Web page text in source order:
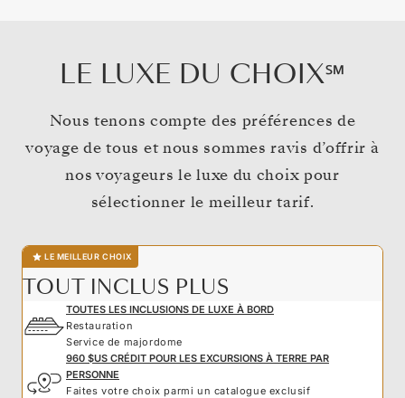
LE LUXE DU CHOIX℠
Nous tenons compte des préférences de
voyage de tous et nous sommes ravis d’offrir à
nos voyageurs le luxe du choix pour
sélectionner le meilleur tarif.
LE MEILLEUR CHOIX
TOUT INCLUS PLUS
TOUTES LES INCLUSIONS DE LUXE À BORD
Restauration
Service de majordome
960 $US CRÉDIT POUR LES EXCURSIONS À TERRE PAR
PERSONNE
Faites votre choix parmi un catalogue exclusif